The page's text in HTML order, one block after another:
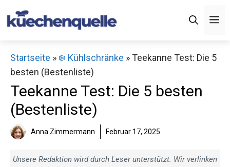
Inhalt
Startseite » ❄️ Kühlschränke »Teekanne Test: Die 5
besten (Bestenliste)
Teekanne Test: Die 5 besten
(Bestenliste)
Anna Zimmermann Februar 17, 2025
Unsere Redaktion wird durch Leser unterstützt. Wir verlinken